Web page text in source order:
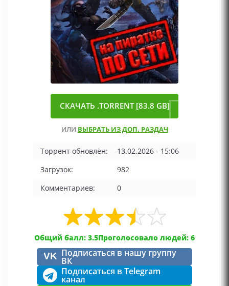
СКАЧАТЬ .TORRENT [83.8 GB]
ИЛИ ВЫБРАТЬ ИЗ ДОП. РАЗДАЧ
Торрент обновлён:
13.02.2026 - 15:06
Загрузок:
982
Комментариев:
0
Общий балл: 3.5Проголосовало людей: 6
VK Подписаться в нашу группу
ВК
Подписаться в Telegram
канал